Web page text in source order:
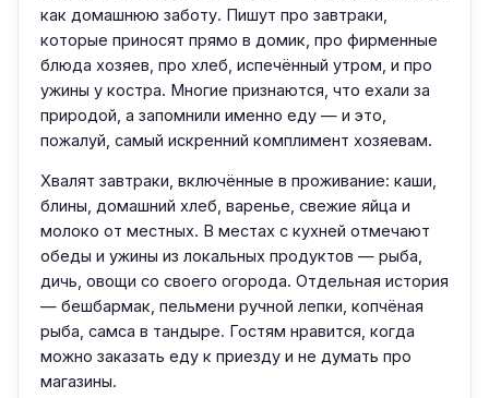
как домашнюю заботу. Пишут про завтраки,
которые приносят прямо в домик, про фирменные
блюда хозяев, про хлеб, испечённый утром, и про
ужины у костра. Многие признаются, что ехали за
природой, а запомнили именно еду — и это,
пожалуй, самый искренний комплимент хозяевам.
Хвалят завтраки, включённые в проживание: каши,
блины, домашний хлеб, варенье, свежие яйца и
молоко от местных. В местах с кухней отмечают
обеды и ужины из локальных продуктов — рыба,
дичь, овощи со своего огорода. Отдельная история
— бешбармак, пельмени ручной лепки, копчёная
рыба, самса в тандыре. Гостям нравится, когда
можно заказать еду к приезду и не думать про
магазины.